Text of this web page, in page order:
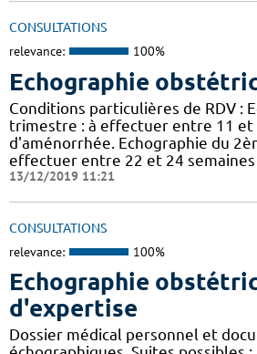
CONSULTATIONS
relevance: 100%
Echographie
Conditions particulières de RDV :
trimestre : à effectuer entre 11 et
d'aménorrhée. Echographie du
effectuer entre 22 et 24
13/12/2019 11:21
CONSULTATIONS
relevance: 100%
Echographie
d'expertise
Dossier médical personnel et